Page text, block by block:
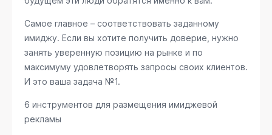
Самое главное – соответствовать заданному
имиджу. Если вы хотите получить доверие, нужно
занять уверенную позицию на рынке и по
максимуму удовлетворять запросы своих клиентов.
И это ваша задача №1.
6 инструментов для размещения имиджевой
рекламы